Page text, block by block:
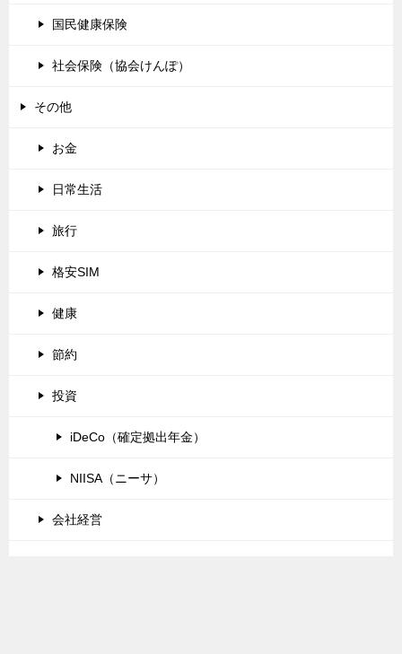
国民健康保険
社会保険（協会けんぽ）
その他
お金
日常生活
旅行
格安SIM
健康
節約
投資
iDeCo（確定拠出年金）
NIISA（ニーサ）
会社経営